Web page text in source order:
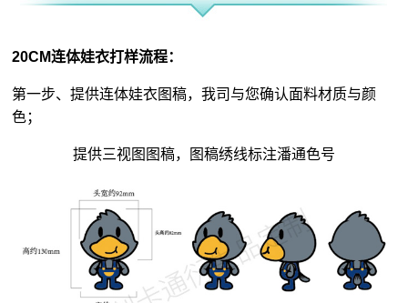
20CM连体娃衣打样流程：
第一步、提供连体娃衣图稿，我司与您确认面料材质与颜
色；
提供三视图图稿，图稿绣线标注潘通色号